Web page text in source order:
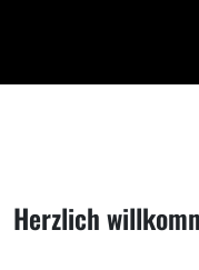
Herzlich